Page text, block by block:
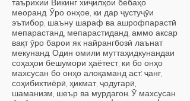
таърихии Викинг хиҷилҳои бебаҳо
меоранд. Ӯро онҳое, ки дар ҷустуҷӯи
эътибор, шаъну шараф ва ашрофпарастӣ
мепарастанд, мепарастиданд, аммо аксар
вақт ӯро барои як найрангбозӣ лаънат
мекунанд. Один омили муттаҳидкунандаи
соҳаҳои бешумори ҳаётест, ки бо онҳо
махсусан бо онҳо алоқаманд аст: ҷанг,
соҳибихтиёрӣ, ҳикмат, ҷодугарӣ,
шаманизм, шеър ва мурдагон. Ӯ махсусан